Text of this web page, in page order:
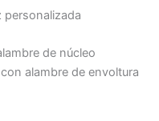
personalizada
de núcleo
alambre de envoltura